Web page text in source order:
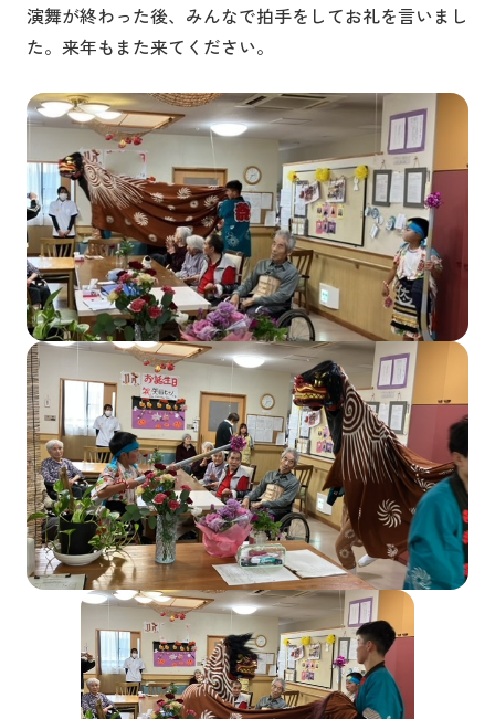
演舞が終わった後、みんなで拍手をしてお礼を言いまし
た。来年もまた来てください。